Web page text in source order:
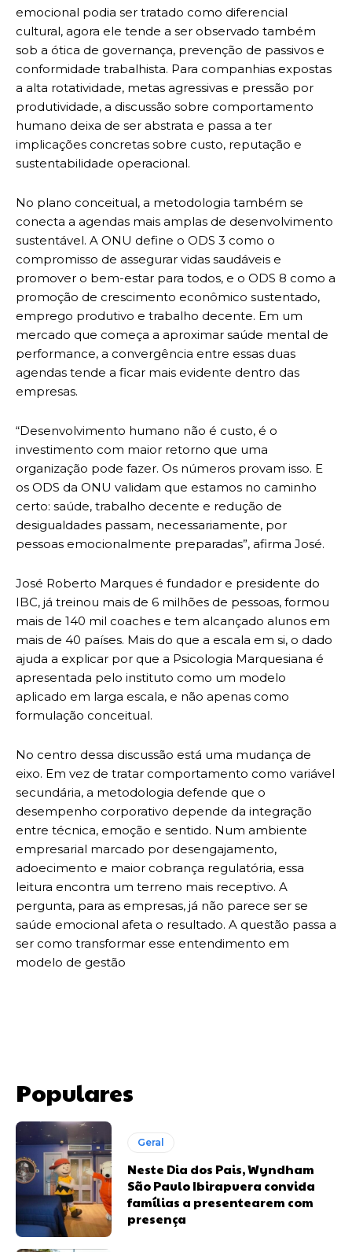
emocional podia ser tratado como diferencial
cultural, agora ele tende a ser observado também
sob a ótica de governança, prevenção de passivos e
conformidade trabalhista. Para companhias expostas
a alta rotatividade, metas agressivas e pressão por
produtividade, a discussão sobre comportamento
humano deixa de ser abstrata e passa a ter
implicações concretas sobre custo, reputação e
sustentabilidade operacional.
No plano conceitual, a metodologia também se
conecta a agendas mais amplas de desenvolvimento
sustentável. A ONU define o ODS 3 como o
compromisso de assegurar vidas saudáveis e
promover o bem-estar para todos, e o ODS 8 como a
promoção de crescimento econômico sustentado,
emprego produtivo e trabalho decente. Em um
mercado que começa a aproximar saúde mental de
performance, a convergência entre essas duas
agendas tende a ficar mais evidente dentro das
empresas.
“Desenvolvimento humano não é custo, é o
investimento com maior retorno que uma
organização pode fazer. Os números provam isso. E
os ODS da ONU validam que estamos no caminho
certo: saúde, trabalho decente e redução de
desigualdades passam, necessariamente, por
pessoas emocionalmente preparadas”, afirma José.
José Roberto Marques é fundador e presidente do
IBC, já treinou mais de 6 milhões de pessoas, formou
mais de 140 mil coaches e tem alcançado alunos em
mais de 40 países. Mais do que a escala em si, o dado
ajuda a explicar por que a Psicologia Marquesiana é
apresentada pelo instituto como um modelo
aplicado em larga escala, e não apenas como
formulação conceitual.
No centro dessa discussão está uma mudança de
eixo. Em vez de tratar comportamento como variável
secundária, a metodologia defende que o
desempenho corporativo depende da integração
entre técnica, emoção e sentido. Num ambiente
empresarial marcado por desengajamento,
adoecimento e maior cobrança regulatória, essa
leitura encontra um terreno mais receptivo. A
pergunta, para as empresas, já não parece ser se
saúde emocional afeta o resultado. A questão passa a
ser como transformar esse entendimento em
modelo de gestão
Populares
Geral
Neste Dia dos Pais, Wyndham
São Paulo Ibirapuera convida
famílias a presentearem com
presença